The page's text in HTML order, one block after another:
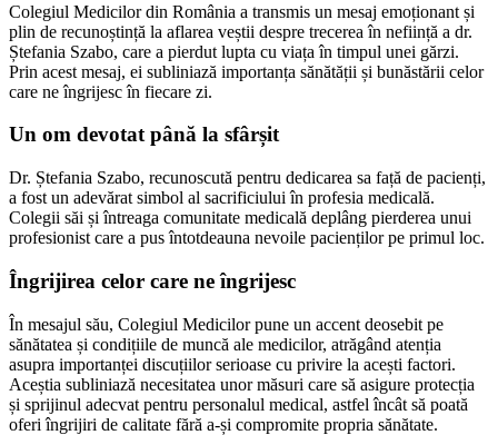
Colegiul Medicilor din România a transmis un mesaj emoționant și
plin de recunoștință la aflarea veștii despre trecerea în neființă a dr.
Ștefania Szabo, care a pierdut lupta cu viața în timpul unei gărzi.
Prin acest mesaj, ei subliniază importanța sănătății și bunăstării celor
care ne îngrijesc în fiecare zi.
Un om devotat până la sfârșit
Dr. Ștefania Szabo, recunoscută pentru dedicarea sa față de pacienți,
a fost un adevărat simbol al sacrificiului în profesia medicală.
Colegii săi și întreaga comunitate medicală deplâng pierderea unui
profesionist care a pus întotdeauna nevoile pacienților pe primul loc.
Îngrijirea celor care ne îngrijesc
În mesajul său, Colegiul Medicilor pune un accent deosebit pe
sănătatea și condițiile de muncă ale medicilor, atrăgând atenția
asupra importanței discuțiilor serioase cu privire la acești factori.
Aceștia subliniază necesitatea unor măsuri care să asigure protecția
și sprijinul adecvat pentru personalul medical, astfel încât să poată
oferi îngrijiri de calitate fără a-și compromite propria sănătate.